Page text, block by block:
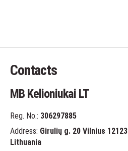
Contacts
MB Kelioniukai LT
Reg. No.: 306297885
Address: Girulių g. 20 Vilnius 12123
Lithuania